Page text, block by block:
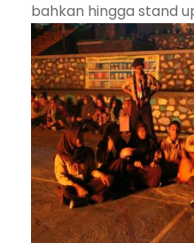
bahkan hingga stand